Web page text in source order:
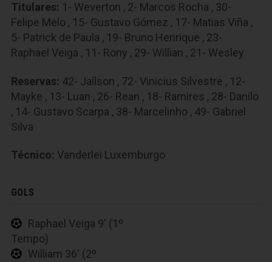
Titulares: 1- Weverton , 2- Marcos Rocha , 30-
Felipe Melo , 15- Gustavo Gómez , 17- Matias Viña ,
5- Patrick de Paula , 19- Bruno Henrique , 23-
Raphael Veiga , 11- Rony , 29- Willian , 21- Wesley
Reservas: 42- Jaílson , 72- Vinicius Silvestre , 12-
Mayke , 13- Luan , 26- Rean , 18- Ramires , 28- Danilo
, 14- Gustavo Scarpa , 38- Marcelinho , 49- Gabriel
Silva
Técnico: Vanderlei Luxemburgo
GOLS
Raphael Veiga 9' (1º
Tempo)
William 36' (2º